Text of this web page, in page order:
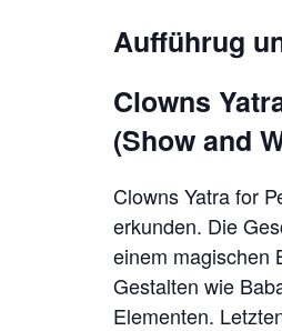
Aufführug
Clowns
(Show and
Clowns Yatra for
erkunden. Die
einem magischen
Gestalten wie
Elementen.